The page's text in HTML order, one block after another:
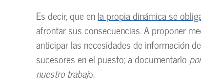
Es decir, que enla propia dinámica se
afrontar sus consecuencias. A proponer
anticipar las necesidades de información
sucesores en el puesto; a documentarlo
nuestro trabajo.